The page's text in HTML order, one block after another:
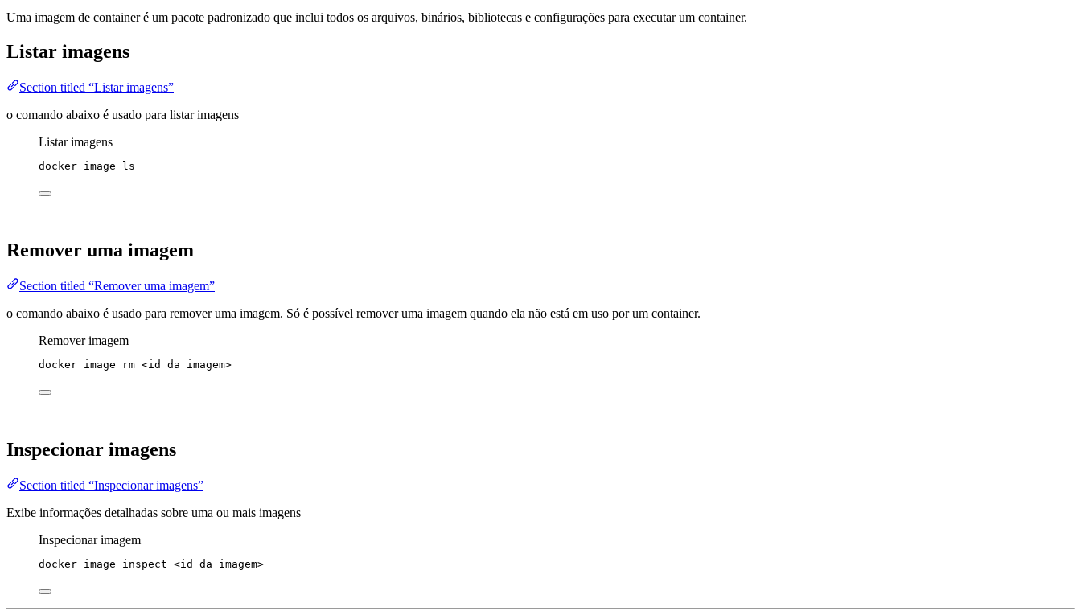
Uma imagem de container é um pacote padronizado que inclui todos os arquivos, binários, bibliotecas e configurações para executar um container.
Listar imagens
Section titled “Listar imagens”
o comando abaixo é usado para listar imagens
Listar imagens
docker image ls
Remover uma imagem
Section titled “Remover uma imagem”
o comando abaixo é usado para remover uma imagem. Só é possível remover uma imagem quando ela não está em uso por um container.
Remover imagem
docker image rm <id da imagem>
Inspecionar imagens
Section titled “Inspecionar imagens”
Exibe informações detalhadas sobre uma ou mais imagens
Inspecionar imagem
docker image inspect <id da imagem>